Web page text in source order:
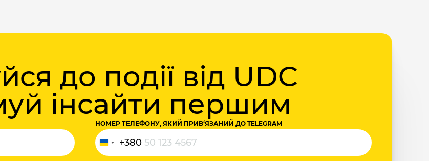
до події від UDC
інсайти першим
НОМЕР ТЕЛЕФОНУ, ЯКИЙ ПРИВ‘ЯЗАНИЙ ДО TELEGRAM
Україна
+380
+380